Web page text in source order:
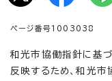
ページ番号1003038
和光市協働指針に基
反映するため、和光市